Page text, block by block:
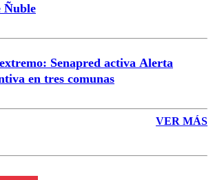
Ñuble
Senapred activa Alerta
en tres comunas
VER MÁS